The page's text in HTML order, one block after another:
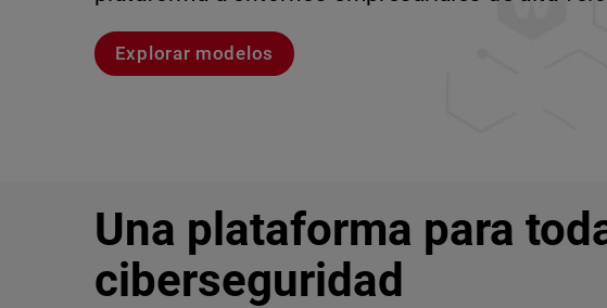
Explorar modelos
Explora CloudDR
Conozcan a Rai
Conozca WatchGuard EDR
Una plataforma para
ciberseguridad